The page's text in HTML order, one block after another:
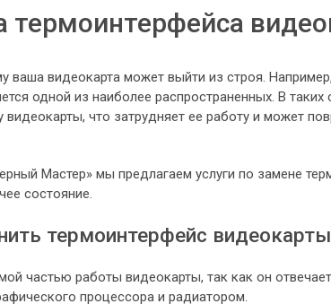
термоинтерфейса
ваша видеокарта может выйти из строя. Например,
одной из наиболее распространенных. В таких
видеокарты, что затрудняет ее работу и может
Мастер» мы предлагаем услуги по замене
состояние.
термоинтерфейс
частью работы видеокарты, так как он
процессора и радиатором.